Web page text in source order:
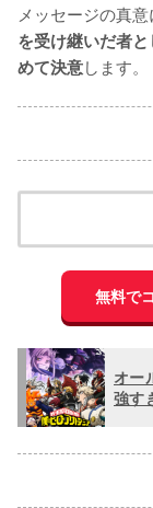
メッセージの真
を受け継いだ者
めて決意します。
無料で
オー
強す